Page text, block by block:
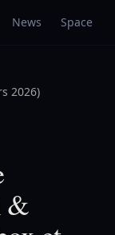
News Space
2026)
&